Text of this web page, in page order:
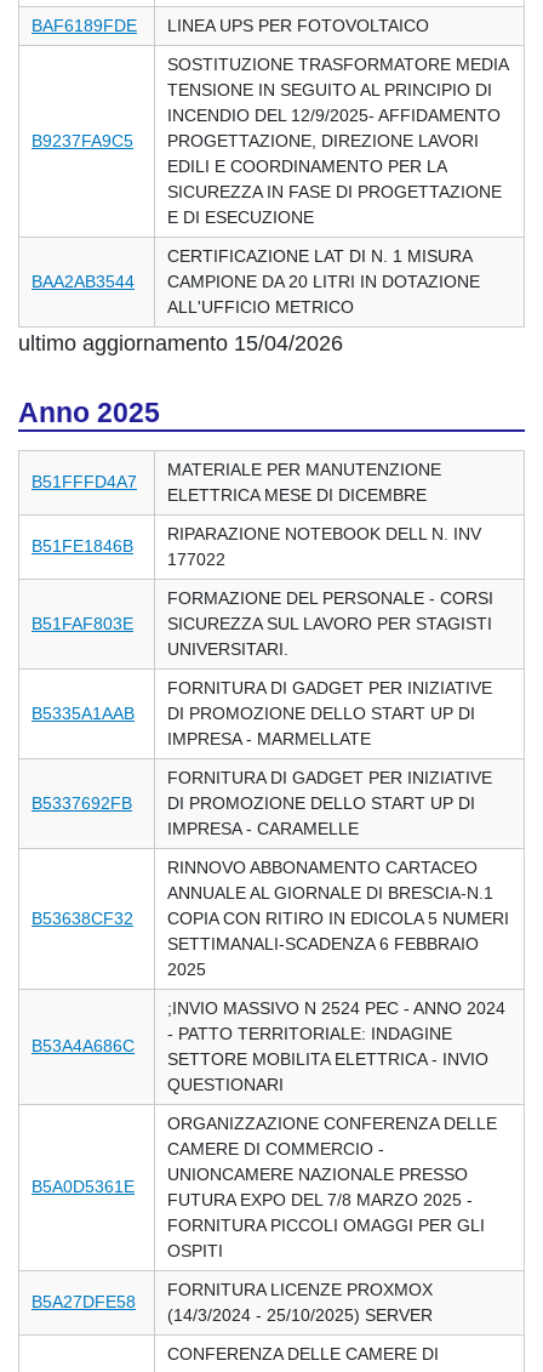
BAF6189FDE
LINEA UPS PER FOTOVOLTAICO
B9237FA9C5
SOSTITUZIONE TRASFORMATORE MEDIA
TENSIONE IN SEGUITO AL PRINCIPIO DI
INCENDIO DEL 12/9/2025- AFFIDAMENTO
PROGETTAZIONE, DIREZIONE LAVORI
EDILI E COORDINAMENTO PER LA
SICUREZZA IN FASE DI PROGETTAZIONE
E DI ESECUZIONE
BAA2AB3544
CERTIFICAZIONE LAT DI N. 1 MISURA
CAMPIONE DA 20 LITRI IN DOTAZIONE
ALL'UFFICIO METRICO
ultimo aggiornamento 15/04/2026
Anno 2025
B51FFFD4A7
MATERIALE PER MANUTENZIONE
ELETTRICA MESE DI DICEMBRE
B51FE1846B
RIPARAZIONE NOTEBOOK DELL N. INV
177022
B51FAF803E
FORMAZIONE DEL PERSONALE - CORSI
SICUREZZA SUL LAVORO PER STAGISTI
UNIVERSITARI.
B5335A1AAB
FORNITURA DI GADGET PER INIZIATIVE
DI PROMOZIONE DELLO START UP DI
IMPRESA - MARMELLATE
B5337692FB
FORNITURA DI GADGET PER INIZIATIVE
DI PROMOZIONE DELLO START UP DI
IMPRESA - CARAMELLE
B53638CF32
RINNOVO ABBONAMENTO CARTACEO
ANNUALE AL GIORNALE DI BRESCIA-N.1
COPIA CON RITIRO IN EDICOLA 5 NUMERI
SETTIMANALI-SCADENZA 6 FEBBRAIO
2025
B53A4A686C
;INVIO MASSIVO N 2524 PEC - ANNO 2024
- PATTO TERRITORIALE: INDAGINE
SETTORE MOBILITA ELETTRICA - INVIO
QUESTIONARI
B5A0D5361E
ORGANIZZAZIONE CONFERENZA DELLE
CAMERE DI COMMERCIO -
UNIONCAMERE NAZIONALE PRESSO
FUTURA EXPO DEL 7/8 MARZO 2025 -
FORNITURA PICCOLI OMAGGI PER GLI
OSPITI
B5A27DFE58
FORNITURA LICENZE PROXMOX
(14/3/2024 - 25/10/2025) SERVER
CONFERENZA DELLE CAMERE DI